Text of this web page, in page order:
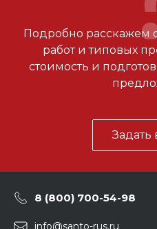
Подробно расскажем
работ и типовых
стоимость и
Задать
8 (800) 700-54-98
info@santo-rus.ru